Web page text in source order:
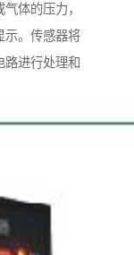
体的压力，
示。传感器将
路进行处理和